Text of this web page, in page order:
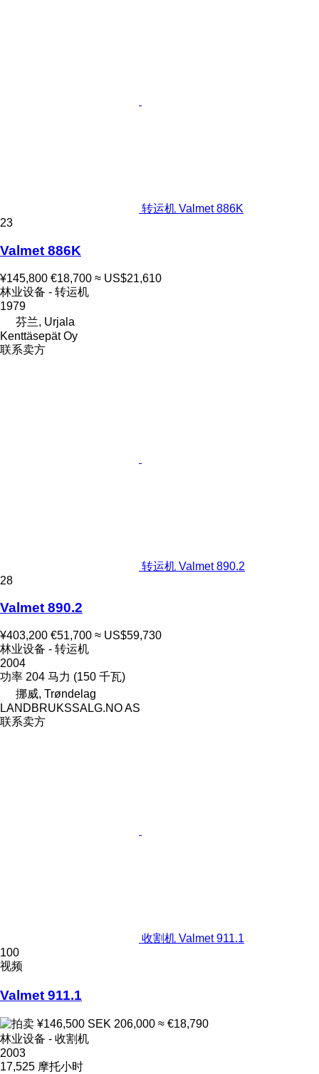
转运机 Valmet 886K
23
Valmet 886K
¥145,800 €18,700 ≈ US$21,610
林业设备 - 转运机
1979
芬兰, Urjala
Kenttäsepät Oy
联系卖方
转运机 Valmet 890.2
28
Valmet 890.2
¥403,200 €51,700 ≈ US$59,730
林业设备 - 转运机
2004
功率 204 马力 (150 千瓦)
挪威, Trøndelag
LANDBRUKSSALG.NO AS
联系卖方
收割机 Valmet 911.1
100
视频
Valmet 911.1
¥146,500 SEK 206,000 ≈ €18,790
林业设备 - 收割机
2003
17,525 摩托小时